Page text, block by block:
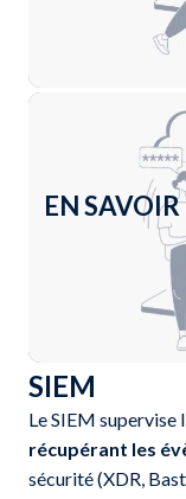
EN
SIEM
Le SIEM supervise
récupérant les
sécurité (XDR,